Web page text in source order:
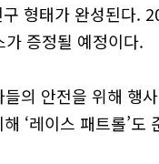
형태가 완성된다.
증정될 예정이다.
의 안전을 위해 행
‘레이스 패트롤’도